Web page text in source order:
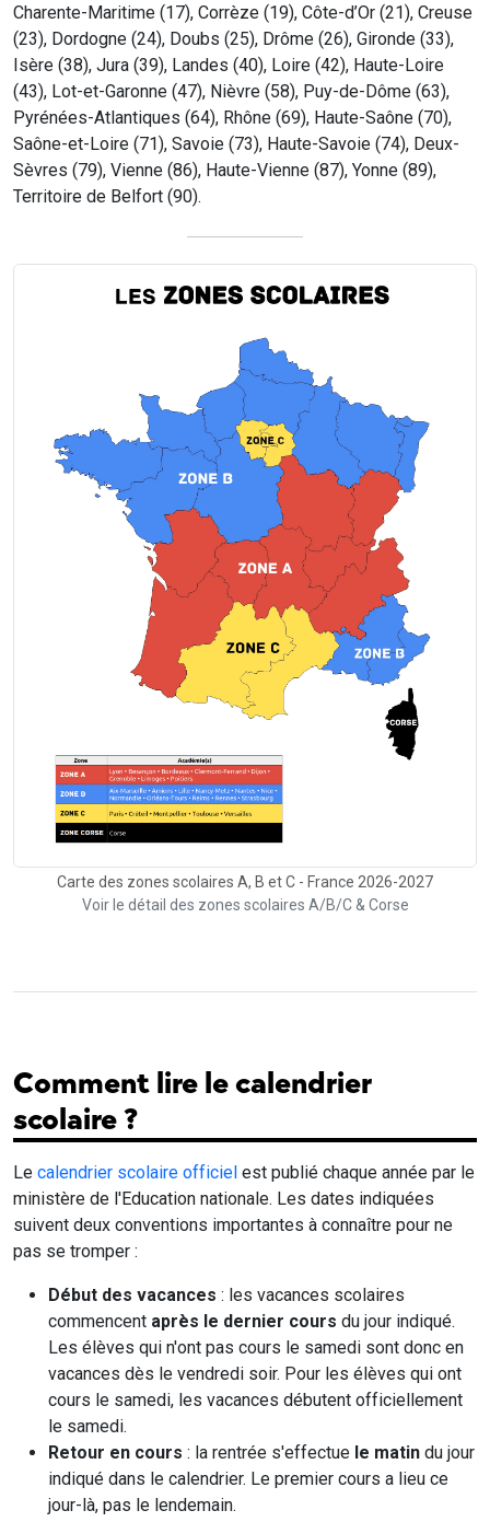
Charente-Maritime (17), Corrèze (19), Côte-d’Or (21), Creuse
(23), Dordogne (24), Doubs (25), Drôme (26), Gironde (33),
Isère (38), Jura (39), Landes (40), Loire (42), Haute-Loire
(43), Lot-et-Garonne (47), Nièvre (58), Puy-de-Dôme (63),
Pyrénées-Atlantiques (64), Rhône (69), Haute-Saône (70),
Saône-et-Loire (71), Savoie (73), Haute-Savoie (74), Deux-
Sèvres (79), Vienne (86), Haute-Vienne (87), Yonne (89),
Territoire de Belfort (90).
Carte des zones scolaires A, B et C - France 2026-2027
Voir le détail des zones scolaires A/B/C & Corse
Comment lire le calendrier
scolaire ?
Le calendrier scolaire officiel est publié chaque année par le
ministère de l'Education nationale. Les dates indiquées
suivent deux conventions importantes à connaître pour ne
pas se tromper :
Début des vacances : les vacances scolaires
commencent après le dernier cours du jour indiqué.
Les élèves qui n'ont pas cours le samedi sont donc en
vacances dès le vendredi soir. Pour les élèves qui ont
cours le samedi, les vacances débutent officiellement
le samedi.
Retour en cours : la rentrée s'effectue le matin du jour
indiqué dans le calendrier. Le premier cours a lieu ce
jour-là, pas le lendemain.